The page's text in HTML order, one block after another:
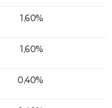
1,60%
1,60%
0,40%